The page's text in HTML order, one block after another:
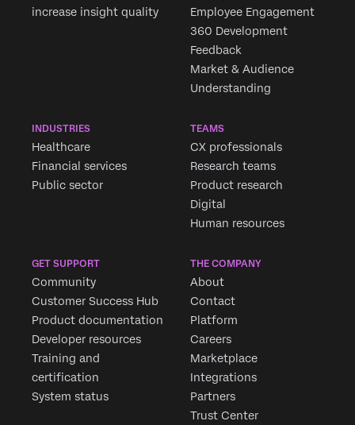
increase insight quality
Employee Engagement
360 Development
Feedback
Market & Audience
Understanding
INDUSTRIES
Healthcare
Financial services
Public sector
TEAMS
CX professionals
Research teams
Product research
Digital
Human resources
GET SUPPORT
Community
Customer Success Hub
Product documentation
Developer resources
Training and
certification
System status
THE COMPANY
About
Contact
Platform
Careers
Marketplace
Integrations
Partners
Trust Center